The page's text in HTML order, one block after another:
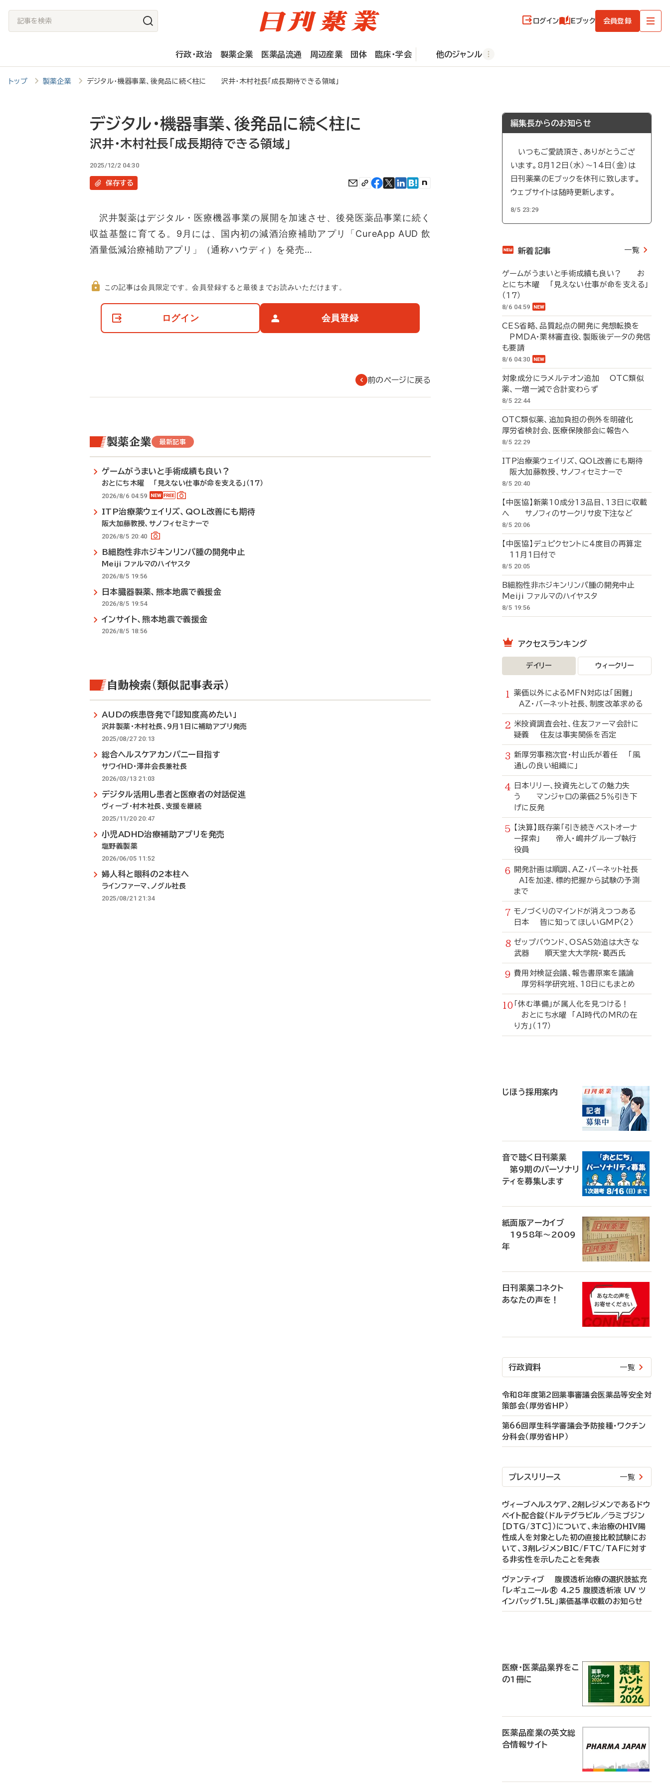
記
事
検
索
ログイン Eブック 会員登録
行政・政治 製薬企業 医薬品流通 周辺産業 団体 臨床・学会 他のジャンル
トップ 製薬企業 デジタル・機器事業、後発品に続く柱に 沢井・木村社長「成長期待できる領域」
デジタル・機器事業、後発品に続く柱に
沢井・木村社長「成長期待できる領域」
2025/12/2 04:30
保存する
沢井製薬はデジタル・医療機器事業の展開を加速させ、後発医薬品事業に続く
収益基盤に育てる。9月には、国内初の減酒治療補助アプリ「CureApp AUD 飲
酒量低減治療補助アプリ」（通称ハウディ）を発売…
て
この記事は会員限定です。会員登録すると最後までお読みいただけます。
ログイン 会員登録
前のページに戻る
製薬企業 最新記事
ゲームがうまいと手術成績も良い？
おとにち木曜 「見えない仕事が命を支える」（17）
2026/8/6 04:59
ITP治療薬ウェイリズ、QOL改善にも期待
阪大加藤教授、サノフィセミナーで
2026/8/5 20:40
B細胞性非ホジキンリンパ腫の開発中止
Meiji ファルマのハイヤスタ
2026/8/5 19:56
日本臓器製薬、熊本地震で義援金
2026/8/5 19:54
インサイト、熊本地震で義援金
2026/8/5 18:56
自動検索（類似記事表示）
AUDの疾患啓発で「認知度高めたい」
沢井製薬・木村社長、9月1日に補助アプリ発売
2025/08/27 20:13
総合ヘルスケアカンパニー目指す
サワイHD・澤井会長兼社長
2026/03/13 21:03
デジタル活用し患者と医療者の対話促進
ヴィーブ・村木社長、支援を継続
2025/11/20 20:47
小児ADHD治療補助アプリを発売
塩野義製薬
2026/06/05 11:52
婦人科と眼科の2本柱へ
ラインファーマ、ノグル社長
2025/08/21 21:34
編集長からのお知らせ
いつもご愛読頂き、ありがとうござ
います。8月12日（水）～14日（金）は
日刊薬業のEブックを休刊に致します。
ウェブサイトは随時更新します。
8/5 23:29
新着記事 一覧
ゲームがうまいと手術成績も良い？ お
とにち木曜 「見えない仕事が命を支える」
（17）
8/6 04:59
CES省略、品質起点の開発に発想転換を
PMDA・栗林審査役、製販後データの発信
も要請
8/6 04:30
対象成分にラメルテオン追加 OTC類似
薬、一増一減で合計変わらず
8/5 22:44
OTC類似薬、追加負担の例外を明確化
厚労省検討会、医療保険部会に報告へ
8/5 22:29
ITP治療薬ウェイリズ、QOL改善にも期待
阪大加藤教授、サノフィセミナーで
8/5 20:40
【中医協】新薬10成分13品目、13日に収載
へ サノフィのサークリサ皮下注など
8/5 20:06
【中医協】デュピクセントに4度目の再算定
11月1日付で
8/5 20:05
B細胞性非ホジキンリンパ腫の開発中止
Meiji ファルマのハイヤスタ
8/5 19:56
アクセスランキング
デイリー ウィークリー
薬価以外によるMFN対応は「困難」
AZ・バーネット社長、制度改革求める
米投資調査会社、住友ファーマ会計に
疑義 住友は事実関係を否定
新厚労事務次官・村山氏が着任 「風
通しの良い組織に」
日本リリー、投資先としての魅力失
う マンジャロの薬価25％引き下
げに反発
【決算】既存薬「引き続きベストオーナ
ー探索」 帝人・嶋井グループ執行
役員
開発計画は順調、AZ・バーネット社長
AIを加速、標的把握から試験の予測
まで
モノづくりのマインドが消えつつある
日本 皆に知ってほしいGMP〈2〉
ゼップバウンド、OSAS効追は大きな
武器 順天堂大大学院・葛西氏
費用対検証会議、報告書原案を議論
厚労科学研究班、18日にもまとめ
「休む準備」が属人化を見つける！
おとにち水曜 「AI時代のMRの在
り方」（17）
じほう採用案内
音で聴く日刊薬業
第9期のパーソナリ
ティを募集します
紙面版アーカイブ
1958年～2009
年
日刊薬業コネクト
あなたの声を！
行政資料 一覧
令和8年度第2回薬事審議会医薬品等安全対
策部会（厚労省HP）
第66回厚生科学審議会予防接種・ワクチン
分科会（厚労省HP）
プレスリリース 一覧
ヴィーブヘルスケア、2剤レジメンであるドウ
ベイト配合錠（ドルテグラビル／ラミブジン
［DTG/3TC］）について、未治療のHIV陽
性成人を対象とした初の直接比較試験にお
いて、3剤レジメンBIC/FTC/TAFに対す
る非劣性を示したことを発表
ヴァンティブ 腹膜透析治療の選択肢拡充
「レギュニール® 4.25 腹膜透析液 UV ツ
インバッグ1.5L」薬価基準収載のお知らせ
医療・医薬品業界をこ
の1冊に
医薬品産業の英文総
合情報サイト